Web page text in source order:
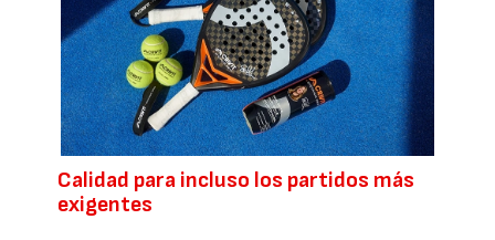
Calidad para incluso los partidos más
exigentes